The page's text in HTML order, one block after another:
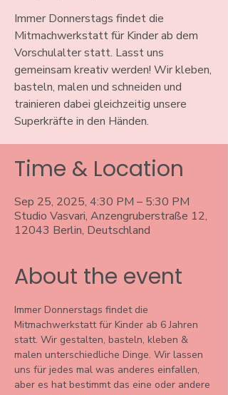
Immer Donnerstags findet die
Mitmachwerkstatt für Kinder ab dem
Vorschulalter statt. Lasst uns
gemeinsam kreativ werden! Wir kleben,
basteln, malen und schneiden und
trainieren dabei gleichzeitig unsere
Superkräfte in den Händen.
Time & Location
Sep 25, 2025, 4:30 PM – 5:30 PM
Studio Vasvari, Anzengruberstraße 12,
12043 Berlin, Deutschland
About the event
Immer Donnerstags findet die
Mitmachwerkstatt für Kinder ab 6 Jahren
statt. Wir gestalten, basteln, kleben &
malen unterschiedliche Dinge. Wir lassen
uns für jedes mal was anderes einfallen,
aber es hat bestimmt das eine oder andere